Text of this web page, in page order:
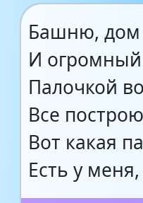
Башню, дом
И
Палочкой
Все
Вот какая
Есть у